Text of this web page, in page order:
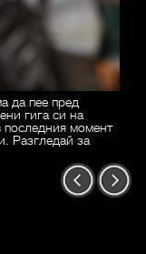
да пее пред
гига си на
момент
Разгледай за